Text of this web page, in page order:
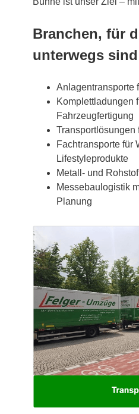
Branchen, für
unterwegs sind
Anlagentransporte
Komplettladungen
Fahrzeugfertigung
Transportlösungen
Fachtransporte für
Lifestyleprodukte
Metall- und
Messebaulogistik
Planung